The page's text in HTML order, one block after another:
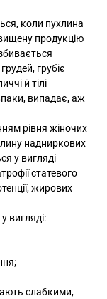
коли пухлина
продукцію
грубіє
й тілі
випадає, аж
рівня жіночих
надниркових
у вигляді
статевого
жирових
вигляді:
слабкими,